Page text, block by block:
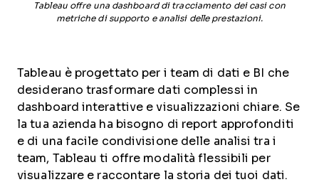
Tableau offre una dashboard di tracciamento dei casi con
metriche di supporto e analisi delle prestazioni.
Tableau è progettato per i team di dati e BI che
desiderano trasformare dati complessi in
dashboard interattive e visualizzazioni chiare. Se
la tua azienda ha bisogno di report approfonditi
e di una facile condivisione delle analisi tra i
team, Tableau ti offre modalità flessibili per
visualizzare e raccontare la storia dei tuoi dati.